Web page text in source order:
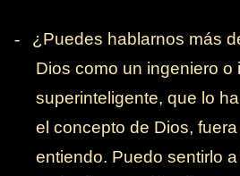
-
¿Puedes hablarnos más
Dios como un ingeniero o
superinteligente, que lo
el concepto de Dios,
entiendo. Puedo sentirlo